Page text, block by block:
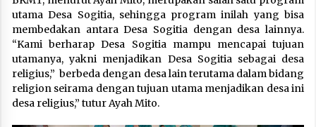
utama Desa Sogitia, sehingga program inilah yang bisa
membedakan antara Desa Sogitia dengan desa lainnya.
“Kami berharap Desa Sogitia mampu mencapai tujuan
utamanya, yakni menjadikan Desa Sogitia sebagai desa
religius,” berbeda dengan desa lain terutama dalam bidang
religion seirama dengan tujuan utama menjadikan desa ini
desa religius,” tutur Ayah Mito.